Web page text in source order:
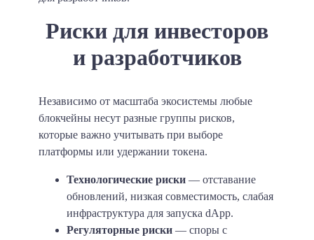
Риски для инвесторов
и разработчиков
Независимо от масштаба экосистемы любые
блокчейны несут разные группы рисков,
которые важно учитывать при выборе
платформы или удержании токена.
Технологические риски — отставание
обновлений, низкая совместимость, слабая
инфраструктура для запуска dApp.
Регуляторные риски — споры с